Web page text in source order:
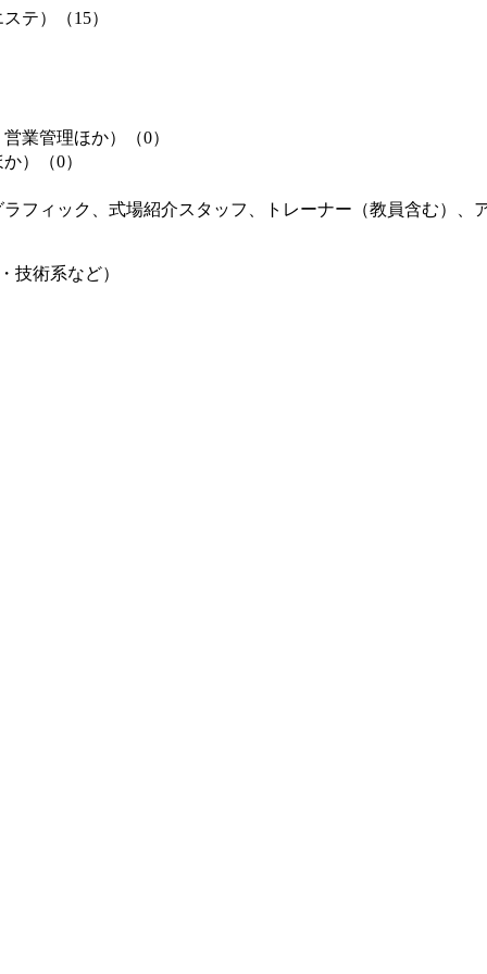
テ） （15）
業管理ほか）
（0）
）
（0）
フィック、式場紹介スタッフ、トレーナー（教員含む）、
技術系など）